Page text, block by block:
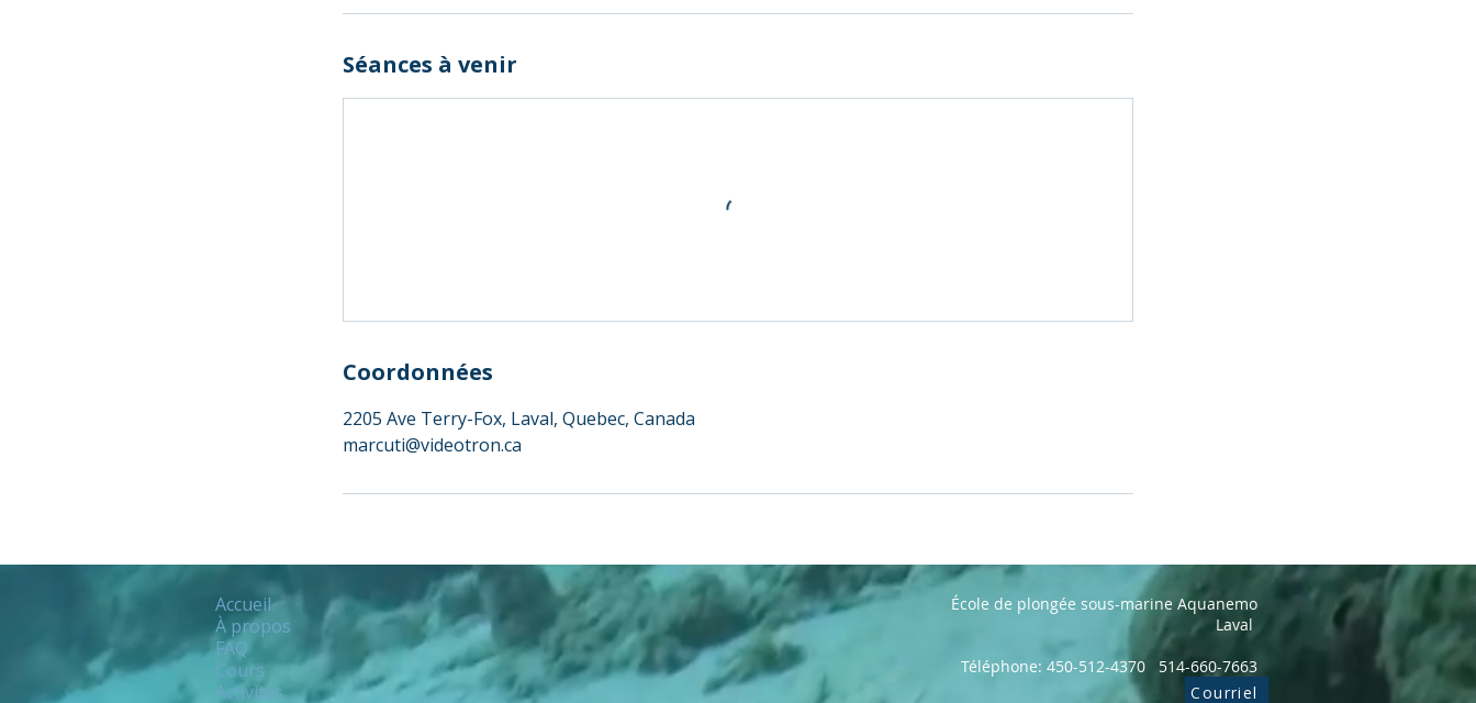
Séances à venir
Coordonnées
2205 Ave Terry-Fox, Laval, Quebec, Canada
marcuti@videotron.ca
Accueil
À propos
FAQ
Cours
Activités
École de plongée sous-marine Aquanemo
Laval
Téléphone: 450-512-4370 514-660-7663
Courriel